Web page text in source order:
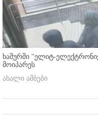
ხაშურში "ელიტ-
მოიპარეს
ახალი ამბები